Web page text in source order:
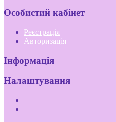
Особистий кабінет
Реєстрація
Авторизація
Інформація
Налаштування